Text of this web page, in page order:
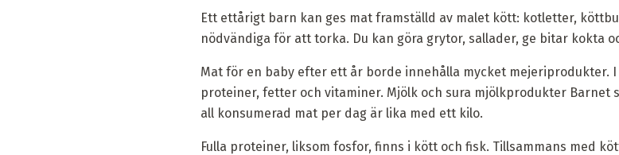
Ett ettårigt barn kan ges mat framställd av malet kött: kotletter,
nödvändiga för att torka. Du kan göra grytor, sallader, ge bitar kokta
Mat för en baby efter ett år borde innehålla mycket mejeriprodukter.
proteiner, fetter och vitaminer. Mjölk och sura mjölkprodukter Barnet
all konsumerad mat per dag är lika med ett kilo.
Fulla proteiner, liksom fosfor, finns i kött och fisk. Tillsammans med